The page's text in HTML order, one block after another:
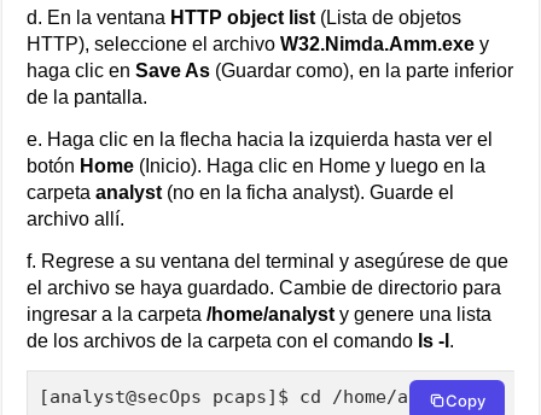
d. En la ventana HTTP object list(Lista de objetos
HTTP), seleccione el archivoW32.Nimda.Amm.exe y
haga clic enSave As (Guardar como), en la parte inferior
de la pantalla.
e. Haga clic en la flecha hacia la izquierda hasta ver el
botón Home (Inicio). Haga clic en Home y luego en la
carpetaanalyst(no en la ficha analyst). Guarde el
archivo allí.
f. Regrese a su ventana del terminal y asegúrese de que
el archivo se haya guardado. Cambie de directorio para
ingresar a la carpeta/home/analysty genere una lista
de los archivos de la carpeta con el comando ls -l .
[analyst@secOps pcaps]$ cd /home/analyst
Copy